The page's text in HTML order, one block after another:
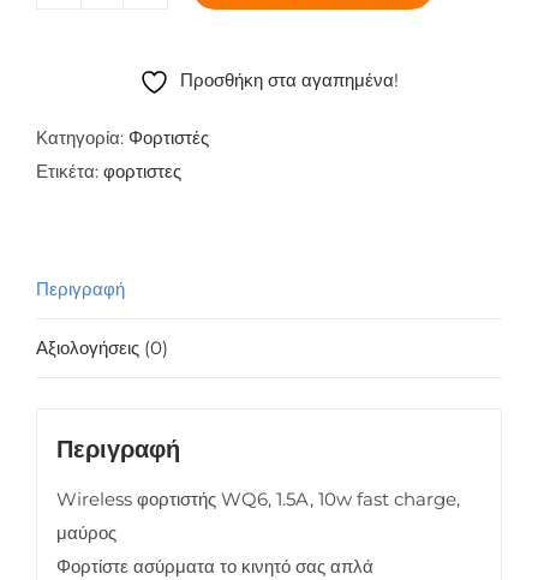
WQ6,
10w
fast
Προσθήκη στα αγαπημένα!
Κατηγορία: Φορτιστές
Ετικέτα: φορτιστες
Περιγραφή
Αξιολογήσεις (0)
Περιγραφή
Wireless φορτιστής WQ6, 1.5A, 10w fast charge,
μαύρος
Φορτίστε ασύρματα το κινητό σας απλά